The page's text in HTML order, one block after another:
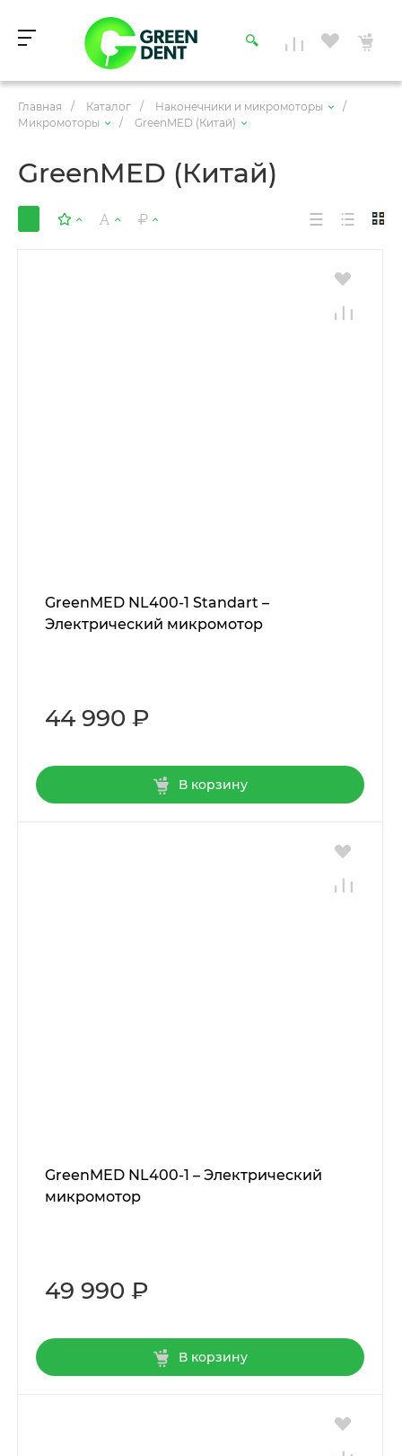
Главная / Каталог / Наконечники и микромоторы
/
Микромоторы
/ GreenMED (Китай)
GreenMED (Китай)
GreenMED NL400-1 Standart –
Электрический микромотор
44 990 ₽
В корзину
GreenMED NL400-1 – Электрический
микромотор
49 990 ₽
В корзину